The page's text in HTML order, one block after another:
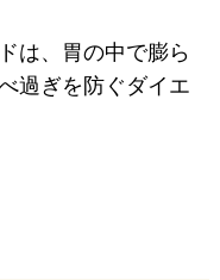
は、胃の中で膨ら
過ぎを防ぐダイエ